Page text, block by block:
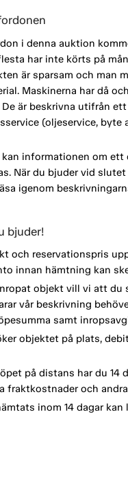
i denna auktion
har inte körts på
är sparsam och man
Maskinerna har då
är beskrivna utifrån
(oljeservice, byte
kan informationen om
När du bjuder vid
igenom
bjuder!
och reservationspris
innan hämtning kan
objekt vill vi att du
vår beskrivning
samt
objektet på plats,
på distans har du 14
fraktkostnader och
inom 14 dagar